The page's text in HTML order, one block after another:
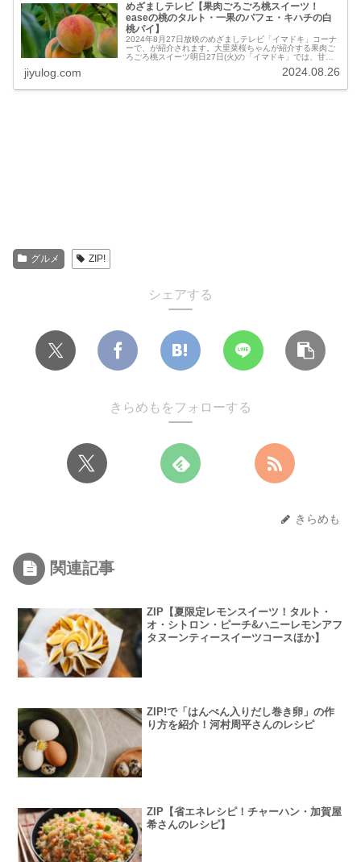
めざましテレビ【果肉ごろごろ桃スイーツ！
easeの桃のタルト・一果のパフェ・キハチの白
桃パイ】
2024年8月27日放映のめざましテレビ「イマドキ」コーナ
ーで、が紹介されます。大里菜桜ちゃんが紹介する果肉ご
ろごろ桃スイーツ明日27日(火)の「イマドキ」では、甘さ
jiyulog.com 2024.08.26
グルメ ZIP!
シェアする
きらめもをフォローする
きらめも
関連記事
ZIP【夏限定レモンスイーツ！タルト・
オ・シトロン・ピーチ&ハニーレモンアフ
タヌーンティースイーツコースほか】
ZIP!で「はんぺん入りだし巻き卵」の作
り方を紹介！河村周平さんのレシピ
ZIP【省エネレシピ！チャーハン・加賀屋
希さんのレシピ】